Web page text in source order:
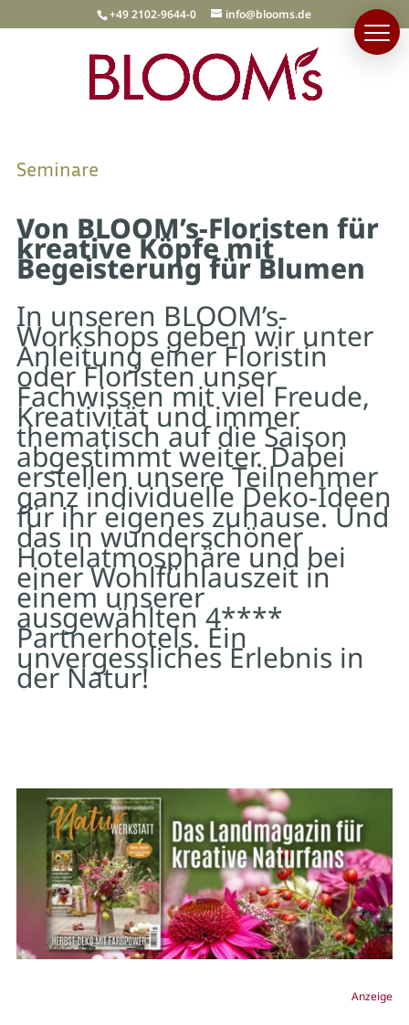
+49 2102-9644-0 info@blooms.de
Seminare
Von BLOOM’s-Floristen für
kreative Köpfe mit
Begeisterung für Blumen
In unseren BLOOM’s-
Workshops geben wir unter
Anleitung einer Floristin
oder Floristen unser
Fachwissen mit viel Freude,
Kreativität und immer
thematisch auf die Saison
abgestimmt weiter. Dabei
erstellen unsere Teilnehmer
ganz individuelle Deko-Ideen
für ihr eigenes zuhause. Und
das in wunderschöner
Hotelatmosphäre und bei
einer Wohlfühlauszeit in
einem unserer
ausgewählten 4****
Partnerhotels. Ein
unvergessliches Erlebnis in
der Natur!
Anzeige